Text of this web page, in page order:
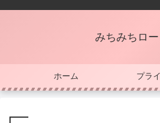
みちみちロー
ホーム プラ